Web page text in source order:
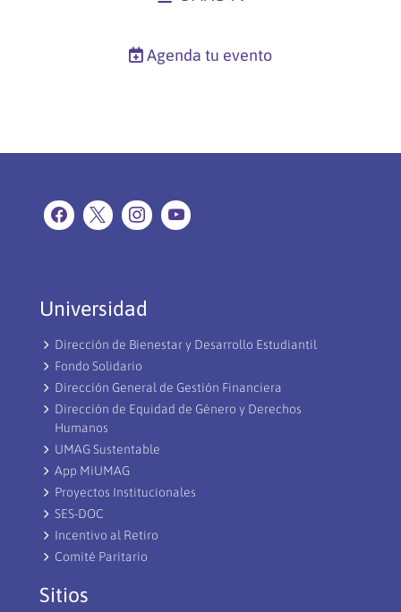
Agenda tu evento
Universidad
Dirección de Bienestar y Desarrollo Estudiantil
Fondo Solidario
Dirección General de Gestión Financiera
Dirección de Equidad de Género y Derechos
Humanos
UMAG Sustentable
App MiUMAG
Proyectos Institucionales
SES-DOC
Incentivo al Retiro
Comité Paritario
Sitios